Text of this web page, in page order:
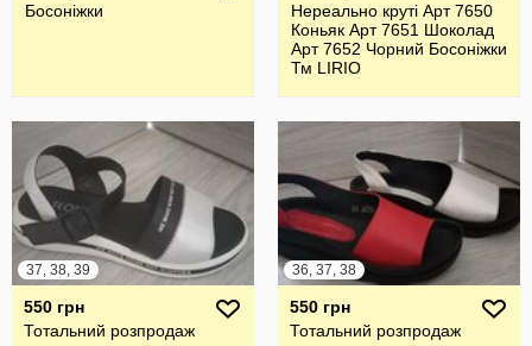
Босоніжки
Нереально круті Арт 7650
Коньяк Арт 7651 Шоколад
Арт 7652 Чорний Босоніжки
Тм LIRIO
37, 38, 39
550 грн
Тотальний розпродаж
36, 37, 38
550 грн
Тотальний розпродаж